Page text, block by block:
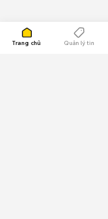
Trang chủ Quản lý tin